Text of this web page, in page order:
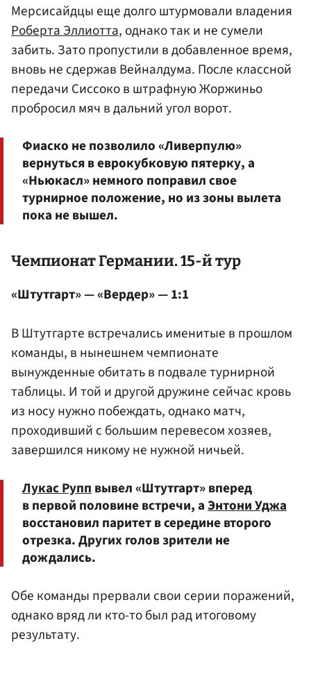
Мерсисайдцы еще долго штурмовали владения
Роберта Эллиотта, однако так и не сумели
забить. Зато пропустили в добавленное время,
вновь не сдержав Вейналдума. После классной
передачи Сиссоко в штрафную Жоржиньо
пробросил мяч в дальний угол ворот.
Фиаско не позволило «Ливерпулю»
вернуться в еврокубковую пятерку, а
«Ньюкасл» немного поправил свое
турнирное положение, но из зоны вылета
пока не вышел.
Чемпионат Германии. 15-й тур
«Штутгарт» — «Вердер» — 1:1
В Штутгарте встречались именитые в прошлом
команды, в нынешнем чемпионате
вынужденные обитать в подвале турнирной
таблицы. И той и другой дружине сейчас кровь
из носу нужно побеждать, однако матч,
проходивший с большим перевесом хозяев,
завершился никому не нужной ничьей.
Лукас Руппвывел «Штутгарт» вперед
в первой половине встречи, аЭнтони Уджа
восстановил паритет в середине второго
отрезка. Других голов зрители не
дождались.
Обе команды прервали свои серии поражений,
однако вряд ли кто-то был рад итоговому
результату.